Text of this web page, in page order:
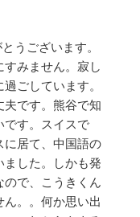
うございます。
みません。寂し
ごしています。
夫です。熊谷で知
です。スイスで
に居て、中国語の
した。しかも発
で、こうきくん
。。何か思い出